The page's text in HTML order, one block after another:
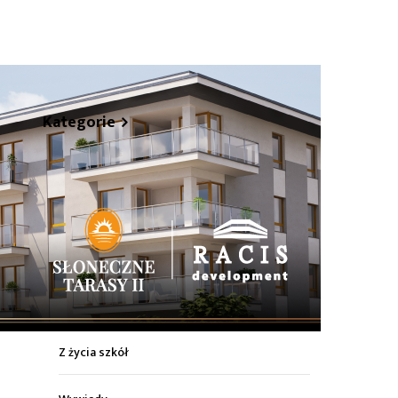
Kategorie
Z życia miasta
Sport
Kultura
Wiadomości z regionu
Z życia szkół